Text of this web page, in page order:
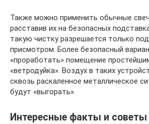
Также можно применить обычные
расставив их на безопасных
такую чистку разрешается только
присмотром. Более безопасный
«проработать» помещение
«ветродуйка». Воздух в таких
сквозь раскаленное металлическое
будут «выгорать».
Интересные факты и советы